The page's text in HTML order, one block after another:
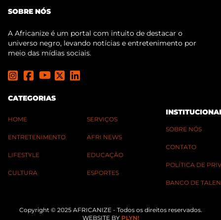
SOBRE NÓS
A Africanize é um portal com intuito de destacar o
universo negro, levando notícias e entretenimento por
meio das mídias sociais.
CATEGORIAS
HOME
ENTRETENIMENTO
LIFESTYLE
CULTURA
SERVIÇOS
AFRI NEWS
EDUCAÇÃO
ESPORTES
SOBRE NÓS
CONTATO
POLÍTICA DE
BANCO DE
Copyright © 2025 AFRICANIZE - Todos os direitos reservados.
WEBSITE BY PLYN!